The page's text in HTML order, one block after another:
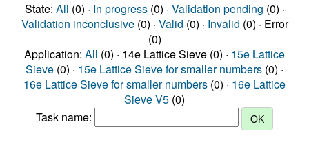
State: All (0) · In progress(0) · Validation pending (0) ·
Validation inconclusive(0) · Valid (0) · Invalid (0) · Error
(0)
Application: All (0) · 14e Lattice Sieve (0) · 15e Lattice
Sieve (0) · 15e Lattice Sieve for smaller numbers (0) ·
16e Lattice Sieve for smaller numbers (0) · 16e Lattice
Sieve V5 (0)
Task name: